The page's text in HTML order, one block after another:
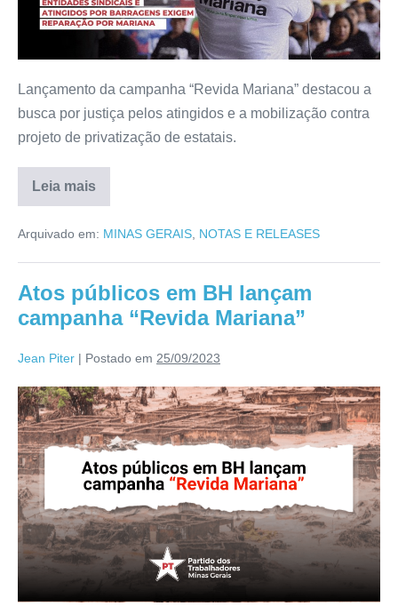
Lançamento da campanha “Revida Mariana” destacou a
busca por justiça pelos atingidos e a mobilização contra
projeto de privatização de estatais.
Leia mais
Arquivado em: MINAS GERAIS, NOTAS E RELEASES
Atos públicos em BH lançam
campanha “Revida Mariana”
Jean Piter | Postado em 25/09/2023